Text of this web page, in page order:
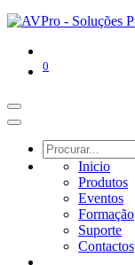
0
Inicio
Produtos
Eventos
Formação
Suporte
Contactos